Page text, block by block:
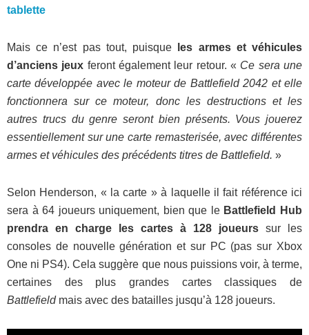
tablette
Mais ce n’est pas tout, puisque les armes et véhicules
d’anciens jeux feront également leur retour. « Ce sera une
carte développée avec le moteur de Battlefield 2042 et elle
fonctionnera sur ce moteur, donc les destructions et les
autres trucs du genre seront bien présents. Vous jouerez
essentiellement sur une carte remasterisée, avec différentes
armes et véhicules des précédents titres de Battlefield. »
Selon Henderson, « la carte » à laquelle il fait référence ici
sera à 64 joueurs uniquement, bien que leBattlefield Hub
prendra en charge les cartes à 128 joueurs sur les
consoles de nouvelle génération et sur PC (pas sur Xbox
One ni PS4). Cela suggère que nous puissions voir, à terme,
certaines des plus grandes cartes classiques de
Battlefieldmais avec des batailles jusqu’à 128 joueurs.